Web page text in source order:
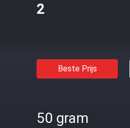
2
Beste Prijs
50 gram